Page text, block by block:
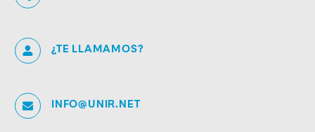
¿TE LLAMAMOS?
INFO@UNIR.NET